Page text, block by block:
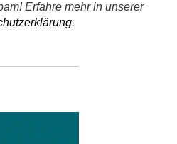
Erfahre mehr in unserer